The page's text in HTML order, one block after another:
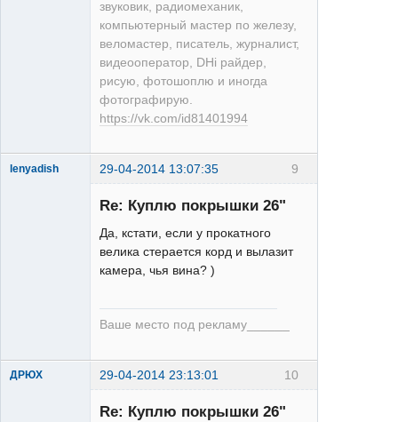
звуковик, радиомеханик,
компьютерный мастер по железу,
веломастер, писатель, журналист,
видеооператор, DHi райдер,
рисую, фотошоплю и иногда
фотографирую.
https://vk.com/id81401994
9
lenyadish 29-04-2014 13:07:35
Re: Куплю покрышки 26"
Да, кстати, если у прокатного
велика стерается корд и вылазит
камера, чья вина? )
Ваше место под рекламу______
10
ДРЮХ 29-04-2014 23:13:01
Re: Куплю покрышки 26"